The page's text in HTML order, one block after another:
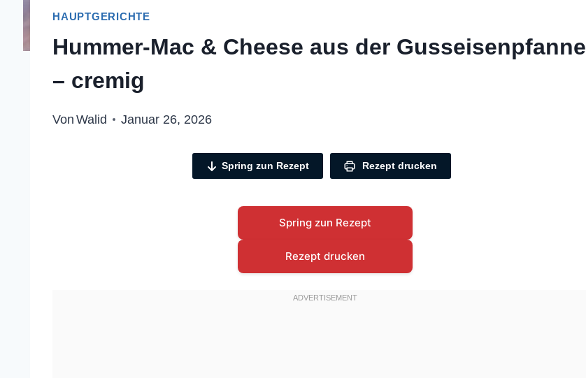
HAUPTGERICHTE
Hummer-Mac & Cheese aus der Gusseisenpfanne
– cremig
Von Walid Januar 26, 2026
Spring zun Rezept Rezept drucken
Spring zun Rezept
Rezept drucken